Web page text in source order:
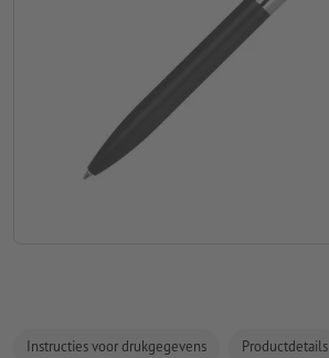
Instructies voor drukgegevens Productdetails